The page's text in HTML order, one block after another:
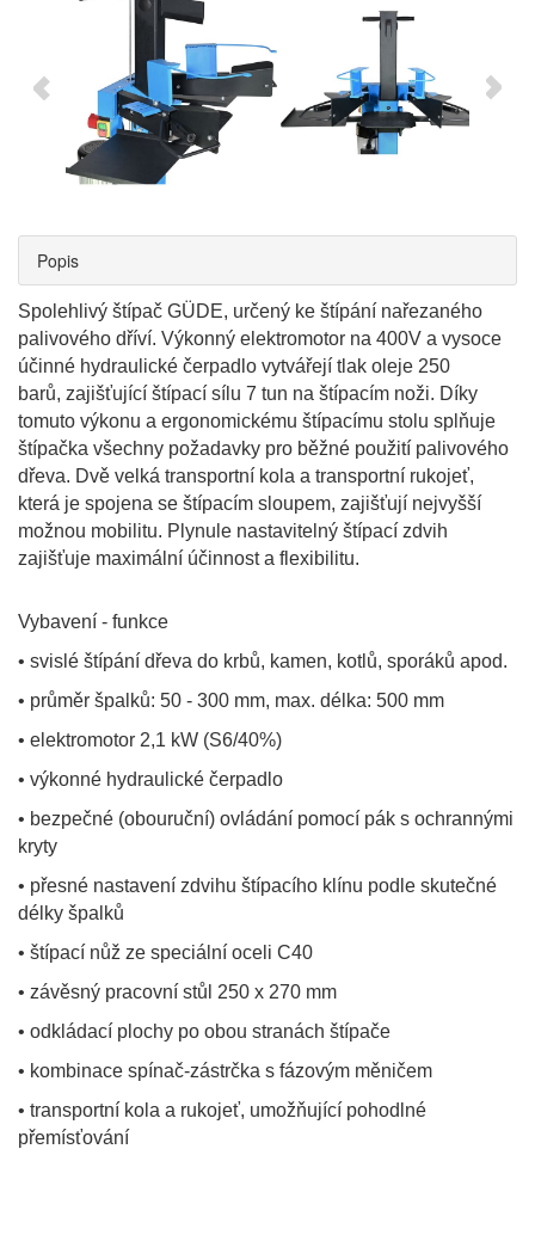
Popis
Spolehlivý štípač GÜDE, určený ke štípání nařezaného
palivového dříví. Výkonný elektromotor na 400V a vysoce
účinné hydraulické čerpadlo vytvářejí tlak oleje 250
barů, zajišťující štípací sílu 7 tun na štípacím noži. Díky
tomuto výkonu a ergonomickému štípacímu stolu splňuje
štípačka všechny požadavky pro běžné použití palivového
dřeva. Dvě velká transportní kola a transportní rukojeť,
která je spojena se štípacím sloupem, zajišťují nejvyšší
možnou mobilitu. Plynule nastavitelný štípací zdvih
zajišťuje maximální účinnost a flexibilitu.
Vybavení - funkce
• svislé štípání dřeva do krbů, kamen, kotlů, sporáků apod.
• průměr špalků: 50 - 300 mm, max. délka: 500 mm
• elektromotor 2,1 kW (S6/40%)
• výkonné hydraulické čerpadlo
• bezpečné (obouruční) ovládání pomocí pák s ochrannými
kryty
• přesné nastavení zdvihu štípacího klínu podle skutečné
délky špalků
• štípací nůž ze speciální oceli C40
• závěsný pracovní stůl 250 x 270 mm
• odkládací plochy po obou stranách štípače
• kombinace spínač-zástrčka s fázovým měničem
• transportní kola a rukojeť, umožňující pohodlné
přemísťování